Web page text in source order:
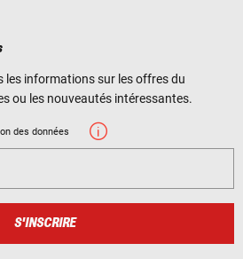
les informations sur les offres du
ou les nouveautés intéressantes.
des données
S'INSCRIRE